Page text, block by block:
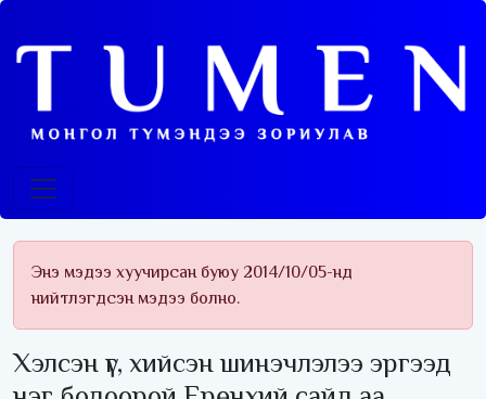
Энэ мэдээ хуучирсан буюу 2014/10/05-нд
нийтлэгдсэн мэдээ болно.
Хэлсэн үг, хийсэн шинэчлэлээ эргээд